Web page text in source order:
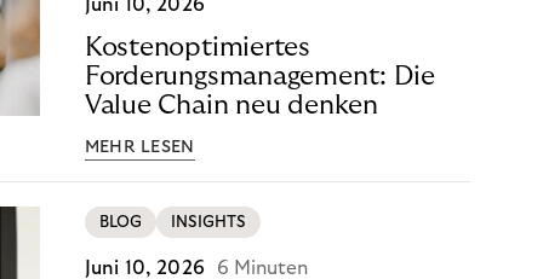
Juni 10, 2026
Kostenoptimiertes
Forderungsmanagement: Die
Value Chain neu denken
MEHR LESEN
BLOG INSIGHTS
Juni 10, 2026 6 Minuten